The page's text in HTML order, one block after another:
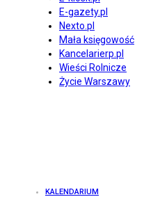
E-gazety.pl
Nexto.pl
Mała księgowość
Kancelarierp.pl
Wieści Rolnicze
Życie Warszawy
KALENDARIUM